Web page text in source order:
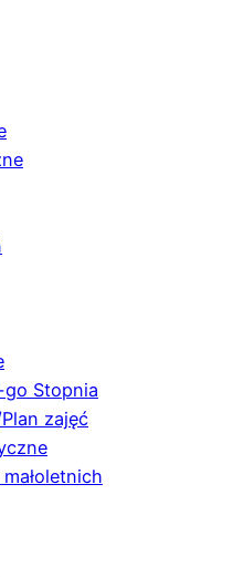
go Stopnia
zajęć